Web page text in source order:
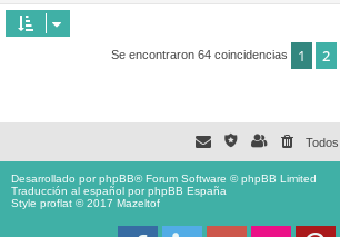
Se encontraron 64 coincidencias 1 2
Desarrollado porphpBB® Forum Software © phpBB Limited
Traducción al español porphpBB España
Style proflat © 2017 Mazeltof